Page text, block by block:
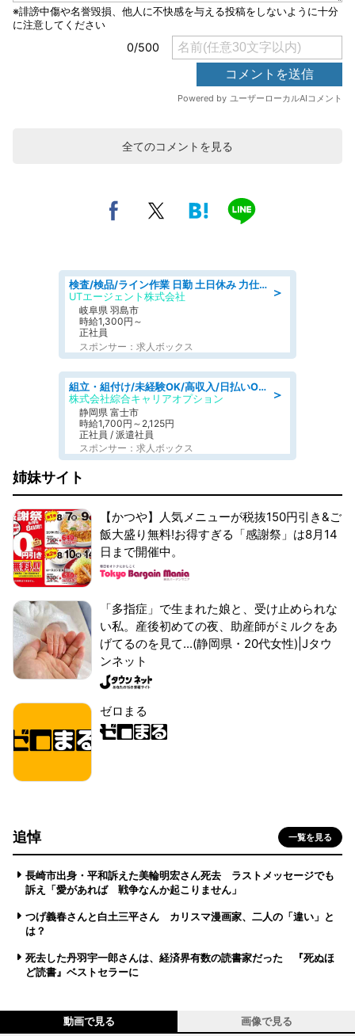
全てのコメントを見る
＞
検査/検品/ライン作業 日勤 土日休み 力仕事ほぼなし 座り作業メイン 検品·検査
UTエージェント株式会社
岐阜県 羽島市
時給1,300円～
正社員
スポンサー：求人ボックス
＞
組立・組付け/未経験OK/高収入/日払いOK/寮費無料/交替制
株式会社綜合キャリアオプション
静岡県 富士市
時給1,700円～2,125円
正社員 / 派遣社員
スポンサー：求人ボックス
姉妹サイト
【かつや】人気メニューが税抜150円引き&ご
飯大盛り無料!お得すぎる「感謝祭」は8月14
日まで開催中。
「多指症」で生まれた娘と、受け止められな
い私。産後初めての夜、助産師がミルクをあ
げてるのを見て...(静岡県・20代女性)|Jタウ
ンネット
ゼロまる
追悼 一覧を見る
長崎市出身・平和訴えた美輪明宏さん死去 ラストメッセージでも
訴え「愛があれば 戦争なんか起こりません」
つげ義春さんと白土三平さん カリスマ漫画家、二人の「違い」と
は？
死去した丹羽宇一郎さんは、経済界有数の読書家だった 『死ぬほ
ど読書』ベストセラーに
動画で見る 画像で見る